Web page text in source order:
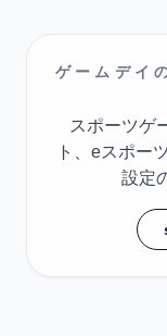
ゲームデイ
スポーツゲ
ト、eスポー
設定